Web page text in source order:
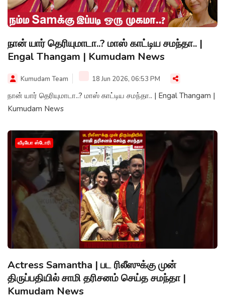
நான் யார் தெரியுமாடா..? மாஸ் காட்டிய சமந்தா.. |
Engal Thangam | Kumudam News
Kumudam Team 18 Jun 2026, 06:53 PM
நான் யார் தெரியுமாடா..? மாஸ் காட்டிய சமந்தா.. | Engal Thangam |
Kumudam News
வீடியோ ஸ்டோரி
Actress Samantha | பட ரிலீஸுக்கு முன்
திருப்பதியில் சாமி தரிசனம் செய்த சமந்தா |
Kumudam News